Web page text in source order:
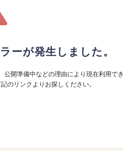
ーが発生しました。
開準備中などの理由により現在利用でき
のリンクよりお探しください。